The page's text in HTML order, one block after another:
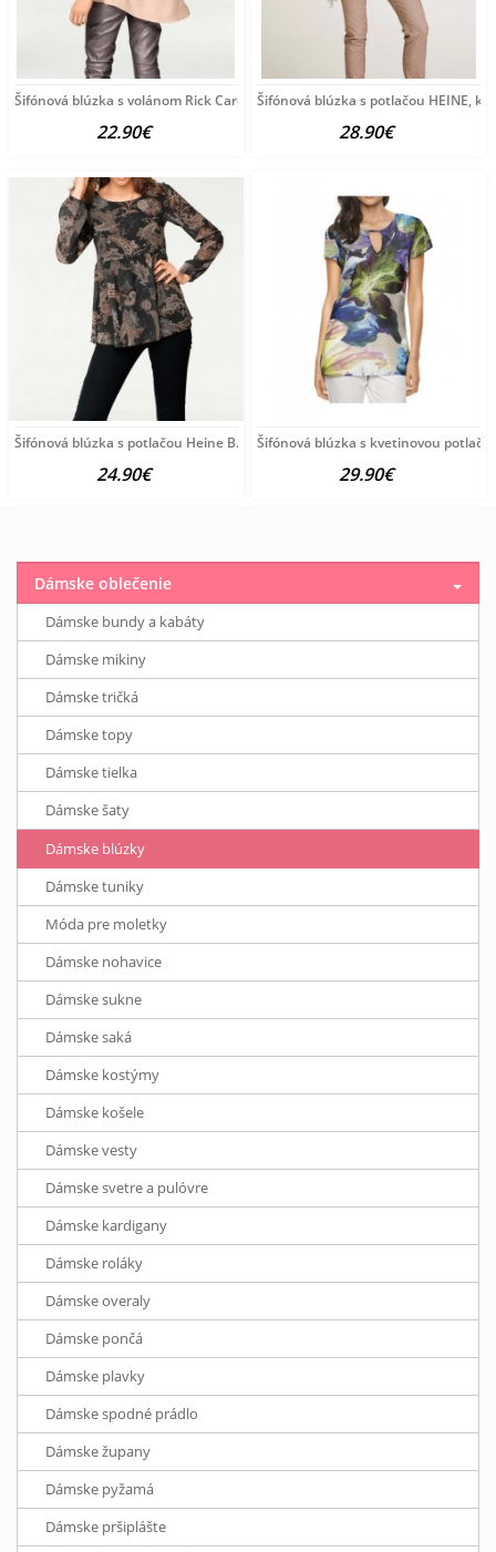
Šifónová blúzka s volánom Rick Cardona, púdrová
22.90€
Šifónová blúzka s potlačou HEINE,
28.90€
Šifónová blúzka s potlačou Heine B.C., čierno-farebná
24.90€
Šifónová blúzka s kvetinovou
29.90€
Dámske oblečenie
Dámske bundy a kabáty
Dámske mikiny
Dámske tričká
Dámske topy
Dámske tielka
Dámske šaty
Dámske blúzky
Dámske tuniky
Móda pre moletky
Dámske nohavice
Dámske sukne
Dámske saká
Dámske kostýmy
Dámske košele
Dámske vesty
Dámske svetre a pulóvre
Dámske kardigany
Dámske roláky
Dámske overaly
Dámske pončá
Dámske plavky
Dámske spodné prádlo
Dámske župany
Dámske pyžamá
Dámske pršiplášte